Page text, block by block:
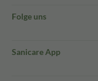
Folge uns
Sanicare App